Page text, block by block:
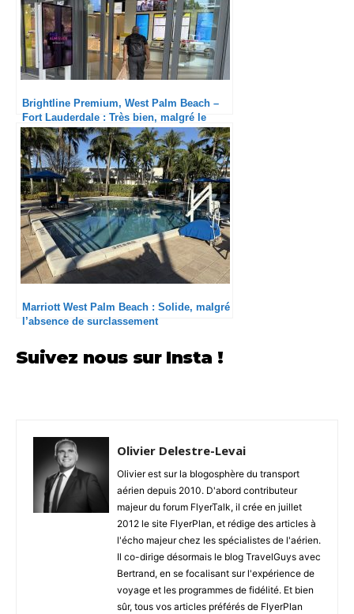
Brightline Premium, West Palm Beach –
Fort Lauderdale : Très bien, malgré le
retard
Marriott West Palm Beach : Solide, malgré
l’absence de surclassement
Suivez nous sur Insta !
Olivier Delestre-Levai
Olivier est sur la blogosphère du transport
aérien depuis 2010. D'abord contributeur
majeur du forum FlyerTalk, il crée en juillet
2012 le site FlyerPlan, et rédige des articles à
l'écho majeur chez les spécialistes de l'aérien.
Il co-dirige désormais le blog TravelGuys avec
Bertrand, en se focalisant sur l'expérience de
voyage et les programmes de fidélité. Et bien
sûr, tous vos articles préférés de FlyerPlan